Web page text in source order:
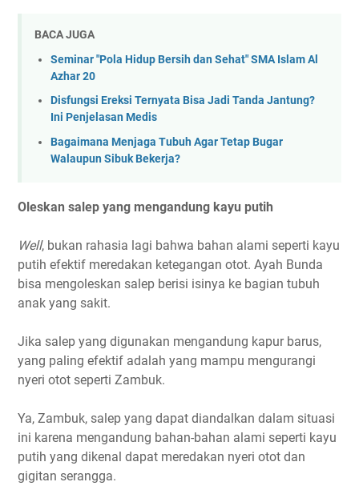
BACA JUGA
Seminar "Pola Hidup Bersih dan Sehat" SMA Islam Al
Azhar 20
Disfungsi Ereksi Ternyata Bisa Jadi Tanda Jantung?
Ini Penjelasan Medis
Bagaimana Menjaga Tubuh Agar Tetap Bugar
Walaupun Sibuk Bekerja?
Oleskan salep yang mengandung kayu putih
Well, bukan rahasia lagi bahwa bahan alami seperti kayu
putih efektif meredakan ketegangan otot. Ayah Bunda
bisa mengoleskan salep berisi isinya ke bagian tubuh
anak yang sakit.
Jika salep yang digunakan mengandung kapur barus,
yang paling efektif adalah yang mampu mengurangi
nyeri otot seperti Zambuk.
Ya, Zambuk, salep yang dapat diandalkan dalam situasi
ini karena mengandung bahan-bahan alami seperti kayu
putih yang dikenal dapat meredakan nyeri otot dan
gigitan serangga.